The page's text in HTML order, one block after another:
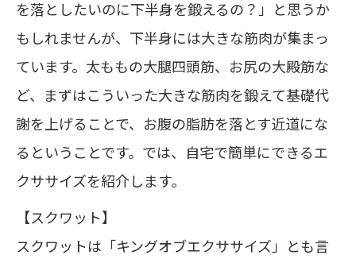
を落としたいのに下半身を鍛えるの？」と思うか
もしれませんが、下半身には大きな筋肉が集まっ
ています。太ももの大腿四頭筋、お尻の大殿筋な
ど、まずはこういった大きな筋肉を鍛えて基礎代
謝を上げることで、お腹の脂肪を落とす近道にな
るということです。では、自宅で簡単にできるエ
クササイズを紹介します。
【スクワット】
スクワットは「キングオブエクササイズ」とも言